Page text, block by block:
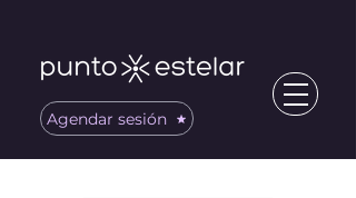
Agendar sesión